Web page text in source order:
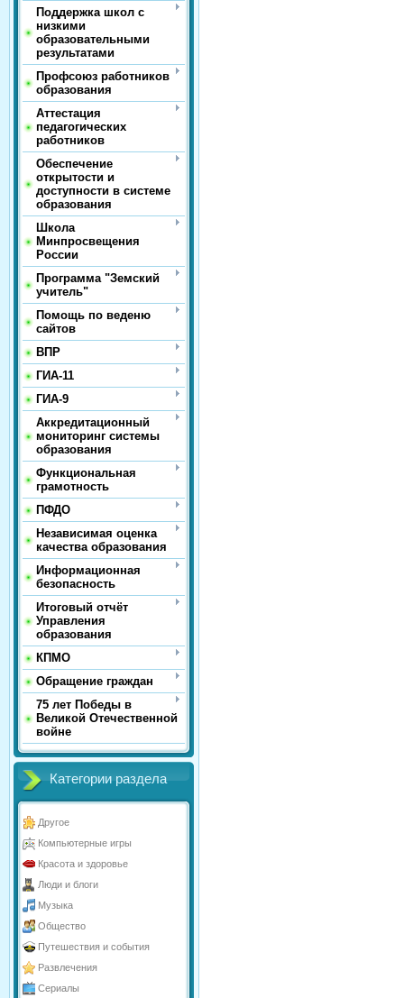
Поддержка школ с
низкими
образовательными
результатами
Профсоюз работников
образования
Аттестация
педагогических
работников
Обеспечение
открытости и
доступности в системе
образования
Школа
Минпросвещения
России
Программа "Земский
учитель"
Помощь по веденю
сайтов
ВПР
ГИА-11
ГИА-9
Аккредитационный
мониторинг системы
образования
Функциональная
грамотность
ПФДО
Независимая оценка
качества образования
Информационная
безопасность
Итоговый отчёт
Управления
образования
КПМО
Обращение граждан
75 лет Победы в
Великой Отечественной
войне
Категории раздела
Другое
Компьютерные игры
Красота и здоровье
Люди и блоги
Музыка
Общество
Путешествия и события
Развлечения
Сериалы